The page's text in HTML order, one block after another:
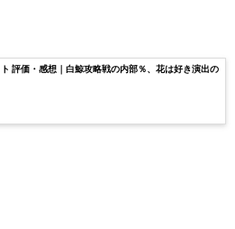
ト 評価・感想｜白鯨攻略戦の内部％、花は好き演出の